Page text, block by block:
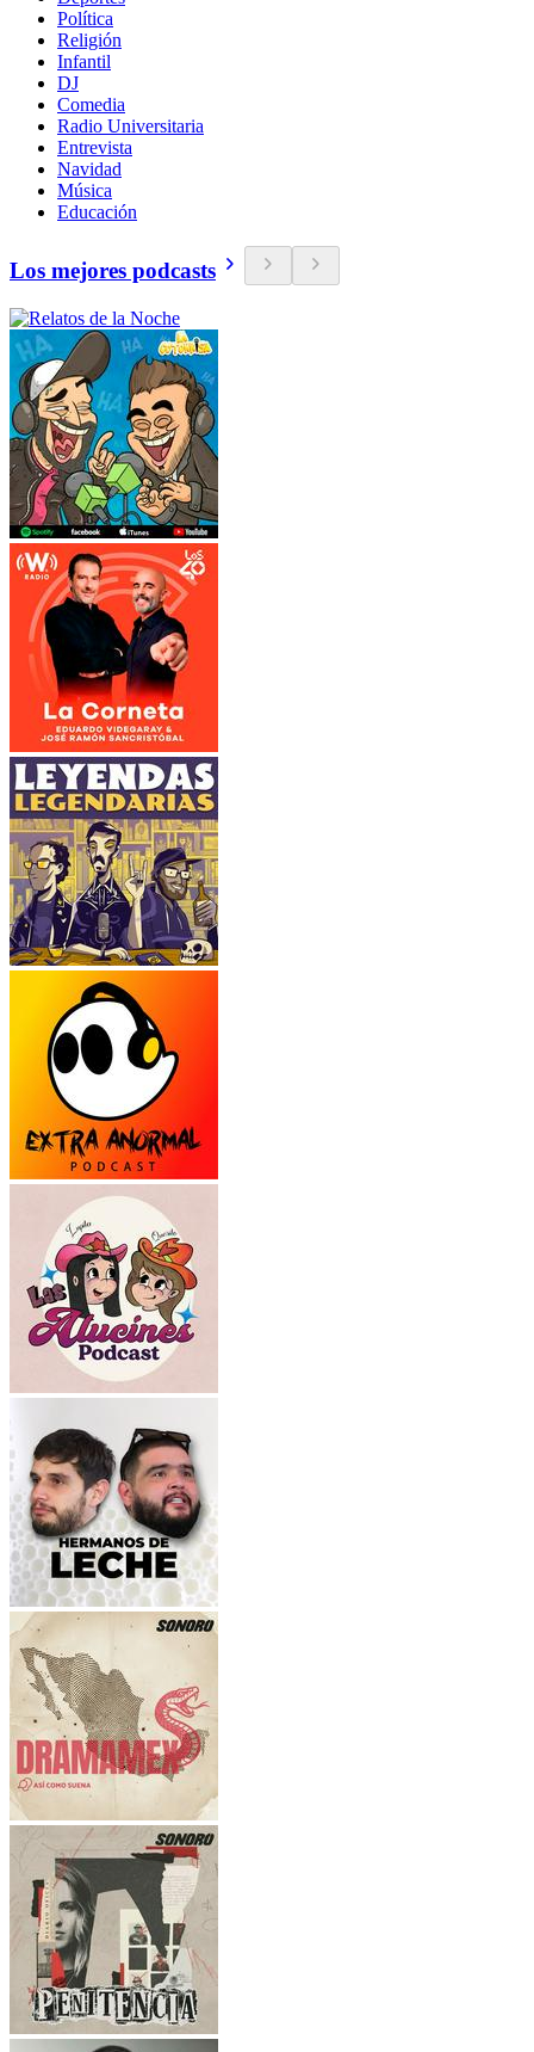
Política
Religión
Infantil
DJ
Comedia
Radio Universitaria
Entrevista
Navidad
Música
Educación
Los mejores podcasts